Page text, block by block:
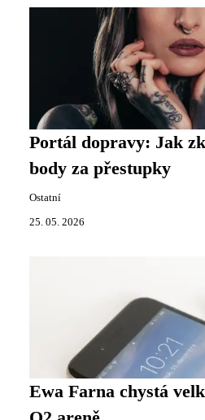
Portál dopravy: Jak
body za přestupky
Ostatní
25. 05. 2026
Ewa Farna chystá